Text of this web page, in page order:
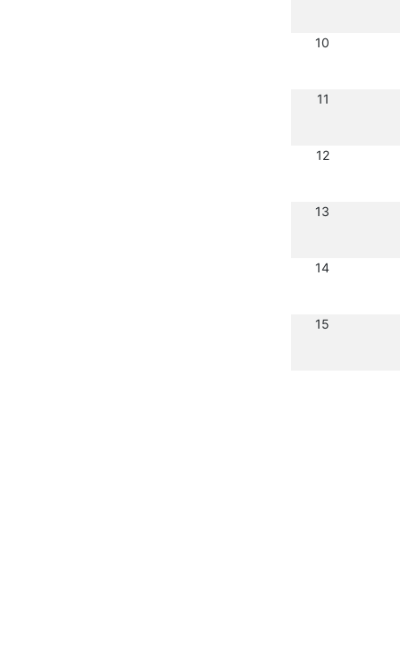
10
11
12
13
14
15